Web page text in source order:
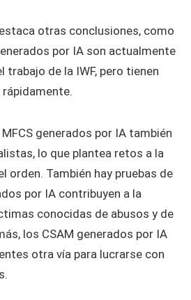
otras conclusiones, como
por IA son actualmente
trabajo de la IWF, pero tienen
generados por IA también
lo que plantea retos a la
orden. También hay pruebas de
por IA contribuyen a la
conocidas de abusos y de
los CSAM generados por IA
otra vía para lucrarse con